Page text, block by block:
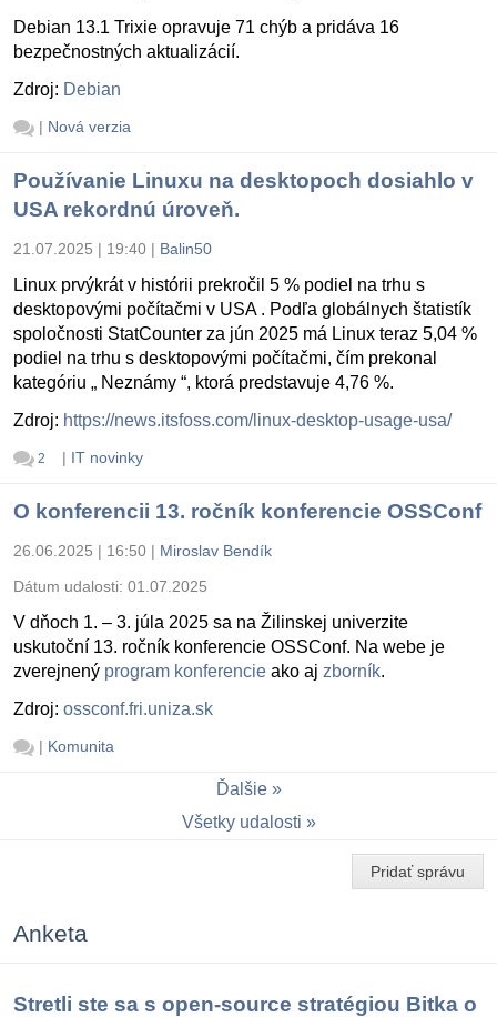
Debian 13.1 Trixie opravuje 71 chýb a pridáva 16
bezpečnostných aktualizácií.
Zdroj: Debian
| Nová verzia
Používanie Linuxu na desktopoch dosiahlo v
USA rekordnú úroveň.
21.07.2025 | 19:40 | Balin50
Linux prvýkrát v histórii prekročil 5 % podiel na trhu s
desktopovými počítačmi v USA . Podľa globálnych štatistík
spoločnosti StatCounter za jún 2025 má Linux teraz 5,04 %
podiel na trhu s desktopovými počítačmi, čím prekonal
kategóriu „ Neznámy “, ktorá predstavuje 4,76 %.
Zdroj: https://news.itsfoss.com/linux-desktop-usage-usa/
2 | IT novinky
O konferencii 13. ročník konferencie OSSConf
26.06.2025 | 16:50 | Miroslav Bendík
Dátum udalosti: 01.07.2025
V dňoch 1. – 3. júla 2025 sa na Žilinskej univerzite
uskutoční 13. ročník konferencie OSSConf. Na webe je
zverejnený program konferencie ako aj zborník.
Zdroj: ossconf.fri.uniza.sk
| Komunita
Ďalšie
Všetky udalosti
Pridať správu
Anketa
Stretli ste sa s open-source stratégiou Bitka o